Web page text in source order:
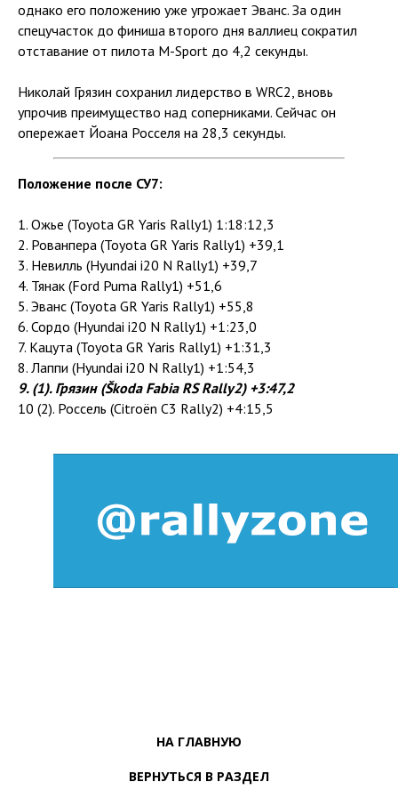
однако его положению уже угрожает Эванс. За один
спецучасток до финиша второго дня валлиец сократил
отставание от пилота M-Sport до 4,2 секунды.
Николай Грязин сохранил лидерство в WRC2, вновь
упрочив преимущество над соперниками. Сейчас он
опережает Йоана Росселя на 28,3 секунды.
Положение после СУ7:
1. Ожье (Toyota GR Yaris Rally1) 1:18:12,3
2. Рованпера (Toyota GR Yaris Rally1) +39,1
3. Невилль (Hyundai i20 N Rally1) +39,7
4. Тянак (Ford Puma Rally1) +51,6
5. Эванс (Toyota GR Yaris Rally1) +55,8
6. Сордо (Hyundai i20 N Rally1) +1:23,0
7. Кацута (Toyota GR Yaris Rally1) +1:31,3
8. Лаппи (Hyundai i20 N Rally1) +1:54,3
9. (1). Грязин (Škoda Fabia RS Rally2) +3:47,2
10 (2). Россель (Citroën C3 Rally2) +4:15,5
НА ГЛАВНУЮ
ВЕРНУТЬСЯ В РАЗДЕЛ